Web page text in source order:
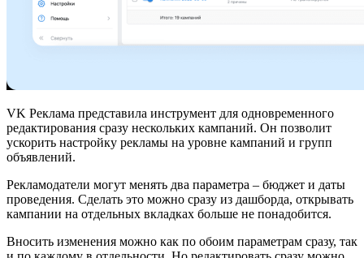
VK Реклама представила инструмент для одновременного
редактирования сразу нескольких кампаний. Он позволит
ускорить настройку рекламы на уровне кампаний и групп
объявлений.
Рекламодатели могут менять два параметра – бюджет и даты
проведения. Сделать это можно сразу из дашборда, открывать
кампании на отдельных вкладках больше не понадобится.
Вносить изменения можно как по обоим параметрам сразу, так